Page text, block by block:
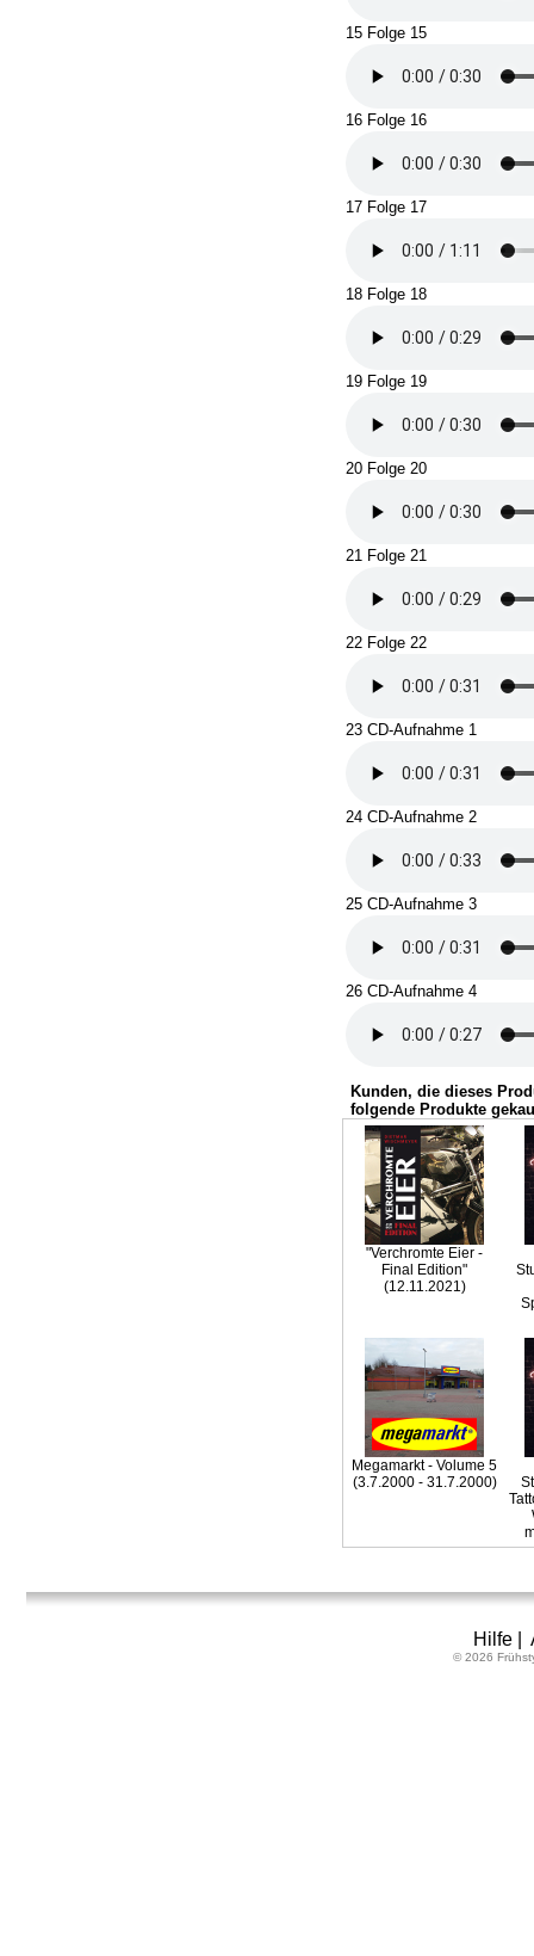
15 Folge 15
16 Folge 16
17 Folge 17
18 Folge 18
19 Folge 19
20 Folge 20
21 Folge 21
22 Folge 22
23 CD-Aufnahme 1
24 CD-Aufnahme 2
25 CD-Aufnahme 3
26 CD-Aufnahme 4
Kunden, die dieses
folgende Produkte
"Verchromte Eier -
Final Edition"
(12.11.2021)
Megamarkt - Volume 5
(3.7.2000 - 31.7.2000)
Hilfe|
© 2026